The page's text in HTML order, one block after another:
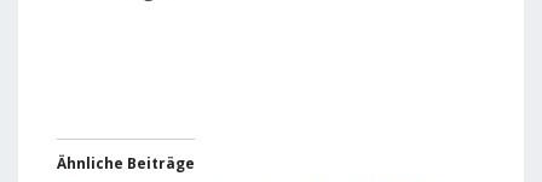
Ähnliche Beiträge